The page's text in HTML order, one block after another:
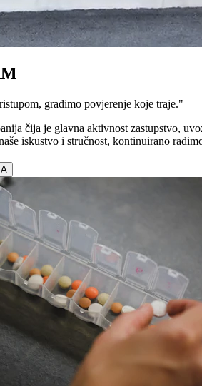
gradimo povjerenje koje traje."
čija je glavna aktivnost zastupstvo,
iskustvo i stručnost, kontinuirano